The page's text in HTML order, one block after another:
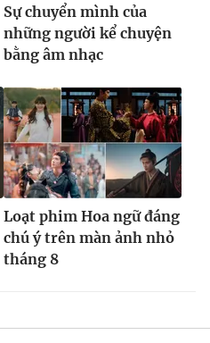
Sự chuyển mình của
những người kể chuyện
bằng âm nhạc
Loạt phim Hoa ngữ đáng
chú ý trên màn ảnh nhỏ
tháng 8